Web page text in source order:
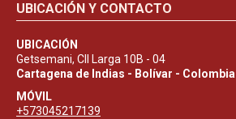
UBICACIÓN Y CONTACTO
UBICACIÓN
Getsemani, Cll Larga 10B - 04
Cartagena de Indias - Bolívar - Colombia
MÓVIL
+573045217139